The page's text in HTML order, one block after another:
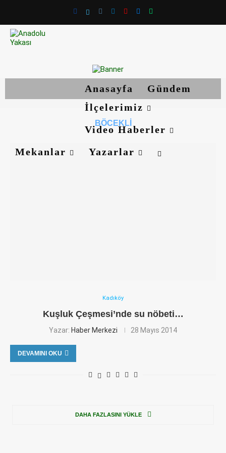
Anasayfa
Gündem
İlçelerimiz
Video Haberler
Mekanlar
Yazarlar
BÖCEKLI
Kadıköy
Kuşluk Çeşmesi’nde su nöbeti…
Yazar: Haber Merkezi 28 Mayıs 2014
DEVAMINI OKU
DAHA FAZLASINI YÜKLE